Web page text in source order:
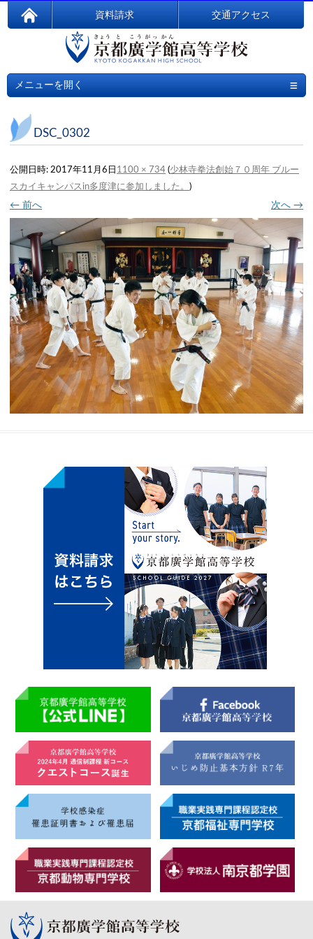
資料請求 交通アクセス
メニューを開く ≡
DSC_0302
公開日時: 2017年11月6日 1100 × 734 (少林寺拳法創始７０周年 ブルー
スカイキャンパスin多度津に参加しました。 )
← 前へ 次へ →